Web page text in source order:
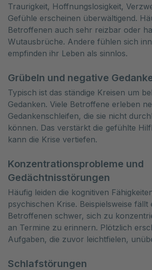
Traurigkeit, Hoffnungslosigkeit,
Gefühle erscheinen überwältigend.
Betroffenen auch sehr reizbar oder
Wutausbrüche. Andere fühlen sich
empfinden ihr Leben als sinnlos.
Grübeln und negative
Typisch ist das ständige Kreisen um
Gedanken. Viele Betroffene erleben
Gedankenschleifen, die sie nicht
können. Das verstärkt die gefühlte
kann die Krise vertiefen.
Konzentrationsprobleme und
Gedächtnisstörungen
Häufig leiden die kognitiven
psychischen Krise. Beispielsweise fällt
Betroffenen schwer, sich zu
an Termine zu erinnern. Plötzlich
Aufgaben, die zuvor leichtfielen,
Schlafstörungen